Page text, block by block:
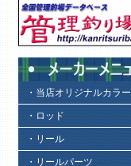
・当店オリジナルカラー
・ロッド
・リール
・リールパーツ